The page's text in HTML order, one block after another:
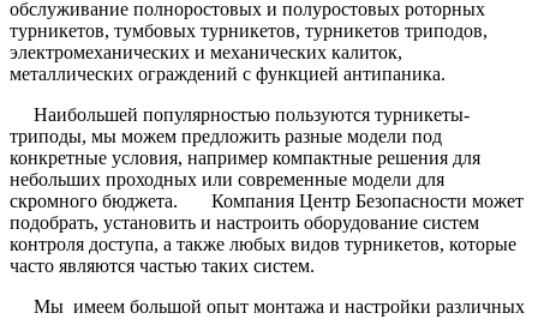
обслуживание полноростовых и полуростовых роторных
турникетов, тумбовых турникетов, турникетов триподов,
электромеханических и механических калиток,
металлических ограждений с функцией антипаника.
Наибольшей популярностью пользуются турникеты-
триподы, мы можем предложить разные модели под
конкретные условия, например компактные решения для
небольших проходных или современные модели для
скромного бюджета. Компания Центр Безопасности может
подобрать, установить и настроить оборудование систем
контроля доступа, а также любых видов турникетов, которые
часто являются частью таких систем.
Мы имеем большой опыт монтажа и настройки различных